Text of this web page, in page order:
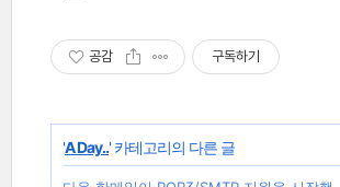
공감 구독하기
'A Day..' 카테고리의 다른 글